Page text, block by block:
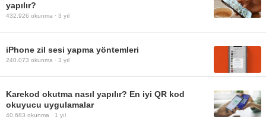
yapılır?
432.926 okunma · 3 yıl
iPhone zil sesi yapma yöntemleri
240.073 okunma · 3 yıl
Karekod okutma nasıl yapılır? En iyi QR kod
okuyucu uygulamalar
40.683 okunma · 1 yıl